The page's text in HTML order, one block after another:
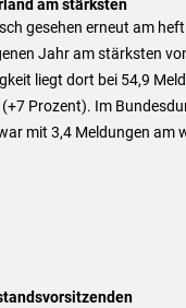
am stärks­ten
gesehen erneut am
Jahr am stärksten
liegt dort bei 54,9
Prozent). Im
mit 3,4 Meldungen am